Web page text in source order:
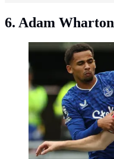
6. Adam Wharton